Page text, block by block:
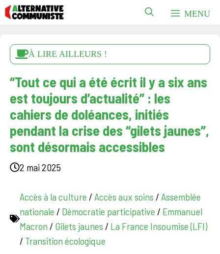
Aller
au
MENU
À LIRE AILLEURS !
“Tout ce qui a été écrit il y a six ans
est toujours d’actualité” : les
cahiers de doléances, initiés
pendant la crise des “gilets jaunes”,
sont désormais accessibles
2 mai 2025
Accès à la culture / Accès aux soins / Assemblée
nationale / Démocratie participative / Emmanuel
Macron / Gilets jaunes / La France Insoumise (LFI)
/ Transition écologique